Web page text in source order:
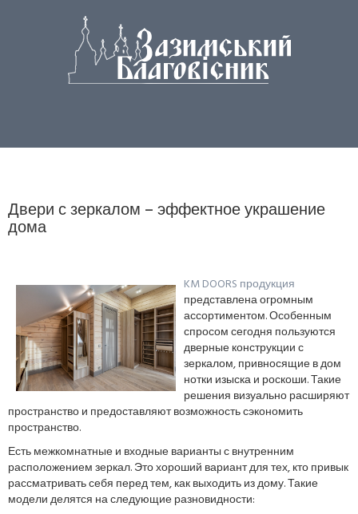
Двери с зеркалом – эффектное украшение
дома
KM DOORS продукция
представлена огромным
ассортиментом. Особенным
спросом сегодня пользуются
дверные конструкции с
зеркалом, привносящие в дом
нотки изыска и роскоши. Такие
решения визуально расширяют
пространство и предоставляют возможность сэкономить
пространство.
Есть межкомнатные и входные варианты с внутренним
расположением зеркал. Это хороший вариант для тех, кто привык
рассматривать себя перед тем, как выходить из дому. Такие
модели делятся на следующие разновидности: